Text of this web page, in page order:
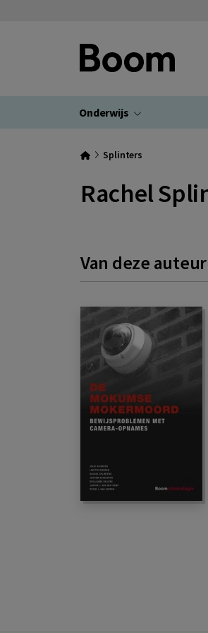
Onderwijs
Splinters
Rachel
Van deze